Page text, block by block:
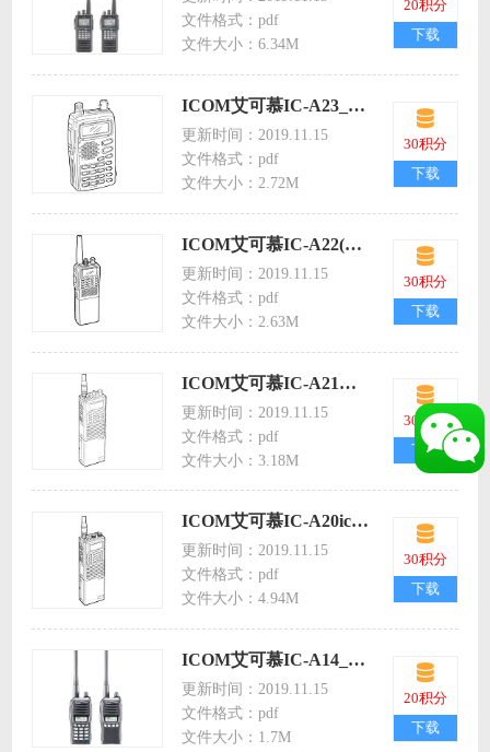
文件格式：pdf
文件大小：6.34M
20积分
下载
ICOM艾可慕IC-A23_A5 icoma23/a5航空手持对讲机英文说明书
更新时间：2019.11.15
文件格式：pdf
文件大小：2.72M
30积分
下载
ICOM艾可慕IC-A22(ENGLISH)航空手持对讲机icoma22英文说明书
更新时间：2019.11.15
文件格式：pdf
文件大小：2.63M
30积分
下载
ICOM艾可慕IC-A21航空手持对讲机icoma21英文说明书
更新时间：2019.11.15
文件格式：pdf
文件大小：3.18M
30积分
下载
ICOM艾可慕IC-A20icoma120航空手持对讲机英文说明书
更新时间：2019.11.15
文件格式：pdf
文件大小：4.94M
30积分
下载
ICOM艾可慕IC-A14_S_3 icoma14航空手持对讲机英文说明书
更新时间：2019.11.15
文件格式：pdf
文件大小：1.7M
20积分
下载